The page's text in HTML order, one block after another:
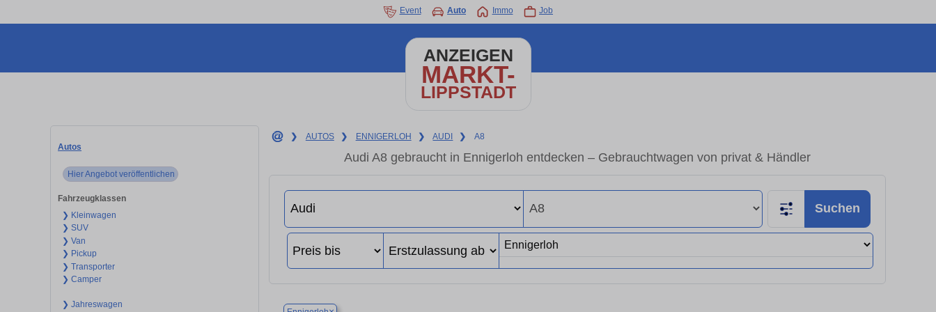
Event Auto Immo Job
ANZEIGEN
MARKT-
LIPPSTADT
Autos
Hier Angebot veröffentlichen
Fahrzeugklassen
❯ Kleinwagen
❯ SUV
❯ Van
❯ Pickup
❯ Transporter
❯ Camper
❯ Jahreswagen
❯ AUTOS ❯ ENNIGERLOH ❯ AUDI ❯ A8
Audi A8 gebraucht in Ennigerloh entdecken – Gebrauchtwagen von privat & Händler
Suchen